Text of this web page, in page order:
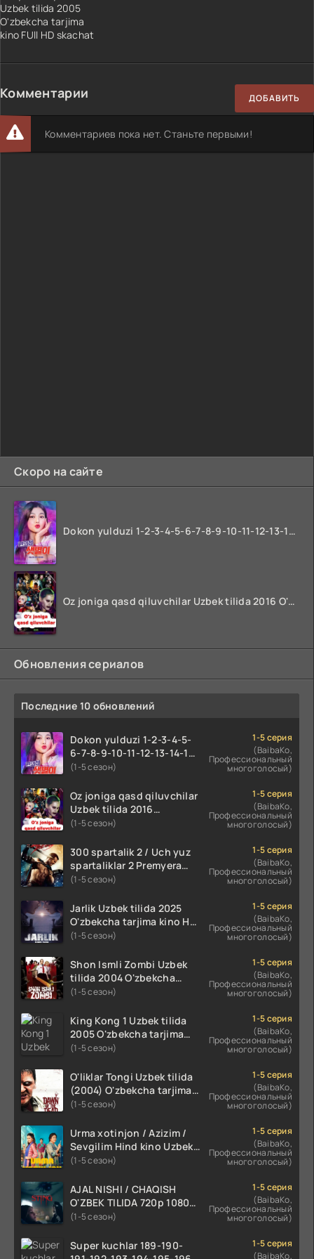
Скоро на сайте
Dokon yulduzi 1-2-3-4-5-6-7-8-9-10-11-12-13-14-15-16-17 Qism Uzbek tilida koreya seryali barcha qismlari o'zbek tilida
Oz joniga qasd qiluvchilar Uzbek tilida 2016 O'zbekcha tarjima kino 720p HD skachat
Обновления сериалов
Последние 10 обновлений
Dokon yulduzi 1-2-3-4-5-
6-7-8-9-10-11-12-13-14-15-
16-17 Qism Uzbek tilida
qismlari o'zbek tilida
(1-5 сезон)
1-5 серия
(BaibaKo,
Профессиональный
многоголосый)
Oz joniga qasd qiluvchilar
Uzbek tilida 2016
O'zbekcha tarjima kino
(1-5 сезон)
1-5 серия
(BaibaKo,
Профессиональный
многоголосый)
300 spartalik 2 / Uch yuz
spartaliklar 2 Premyera
Uzbek tilida 2013
skachat
(1-5 сезон)
1-5 серия
(BaibaKo,
Профессиональный
многоголосый)
Jarlik Uzbek tilida 2025
O'zbekcha tarjima kino HD
skachat
(1-5 сезон)
1-5 серия
(BaibaKo,
Профессиональный
многоголосый)
Shon Ismli Zombi Uzbek
tilida 2004 O'zbekcha
tarjima kino HD skachat
(1-5 сезон)
1-5 серия
(BaibaKo,
Профессиональный
многоголосый)
King Kong 1 Uzbek tilida
2005 O'zbekcha tarjima
kino HD skachat
(1-5 сезон)
1-5 серия
(BaibaKo,
Профессиональный
многоголосый)
O'liklar Tongi Uzbek tilida
(2004) O'zbekcha tarjima
kino HD skachat
(1-5 сезон)
1-5 серия
(BaibaKo,
Профессиональный
многоголосый)
Urma xotinjon / Azizim /
Sevgilim Hind kino Uzbek
tilida 2022 O'zbekcha
(1-5 сезон)
1-5 серия
(BaibaKo,
Профессиональный
многоголосый)
AJAL NISHI / CHAQISH
O'ZBEK TILIDA 720p 1080p
Full HD (2024) Tarjima
(1-5 сезон)
1-5 серия
(BaibaKo,
Профессиональный
многоголосый)
Super kuchlar 189-190-
1-5 серия
(BaibaKo,
Uzbek tilida 2005
O'zbekcha tarjima
kino FUll HD skachat
Комментарии ДОБАВИТЬ
Комментариев пока нет. Станьте первыми!